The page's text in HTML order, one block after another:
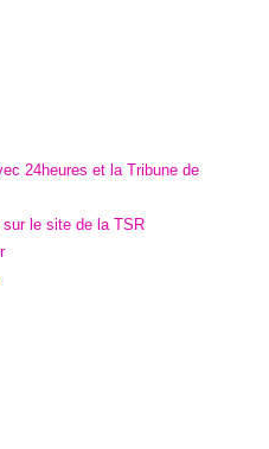
24heures et la Tribune de
le site de la TSR